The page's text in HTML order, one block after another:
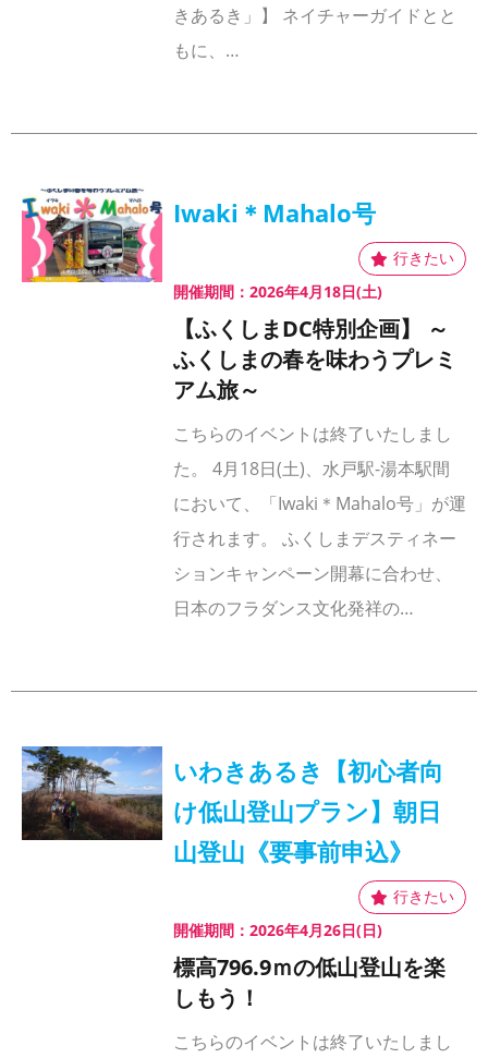
きあるき」】 ネイチャーガイドとと
もに、…
Iwaki＊Mahalo号
開催期間：2026年4月18日(土)
【ふくしまDC特別企画】 ～
ふくしまの春を味わうプレミ
アム旅～
こちらのイベントは終了いたしまし
た。 4月18日(土)、水戸駅-湯本駅間
において、「Iwaki＊Mahalo号」が運
行されます。 ふくしまデスティネー
ションキャンペーン開幕に合わせ、
日本のフラダンス文化発祥の…
いわきあるき【初心者向
け低山登山プラン】朝日
山登山《要事前申込》
開催期間：2026年4月26日(日)
標高796.9ｍの低山登山を楽
しもう！
こちらのイベントは終了いたしまし